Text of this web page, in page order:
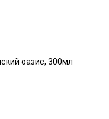
оазис, 300мл